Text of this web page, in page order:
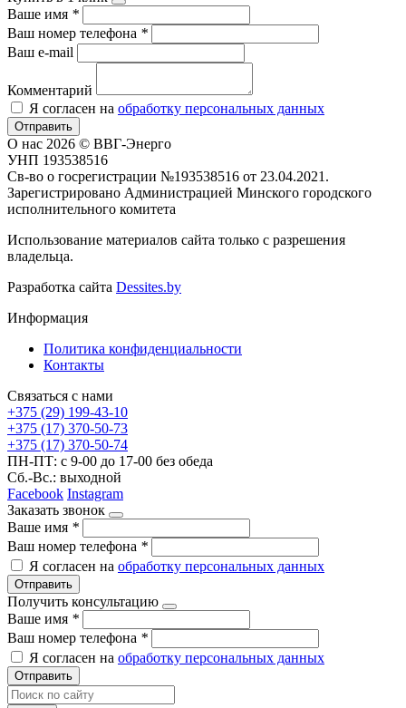
Ваше имя *
Ваш номер телефона *
Ваш e-mail
Комментарий
Я согласен на обработку персональных данных
Отправить
О нас 2026 © ВВГ-Энерго
УНП 193538516
Св-во о госрегистрации №193538516 от 23.04.2021.
Зарегистрировано Администрацией Минского городского
исполнительного комитета
Использование материалов сайта только с разрешения
владельца.
Разработка сайта Dessites.by
Информация
Политика конфиденциальности
Контакты
Связаться с нами
+375 (29) 199-43-10
+375 (17) 370-50-73
+375 (17) 370-50-74
ПН-ПТ: с 9-00 до 17-00 без обеда
Сб.-Вс.: выходной
Facebook Instagram
Заказать звонок
Ваше имя *
Ваш номер телефона *
Я согласен на обработку персональных данных
Отправить
Получить консультацию
Ваше имя *
Ваш номер телефона *
Я согласен на обработку персональных данных
Отправить